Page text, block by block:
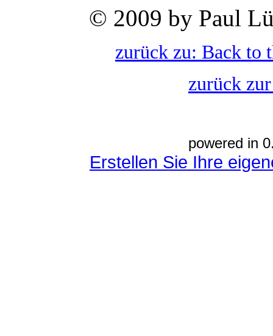
© 2009 by Paul
zurück zu: Back to
zurück
powered in
Erstellen Sie Ihre